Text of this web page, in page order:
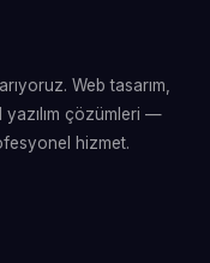
Web tasarım,
çözümleri —
hizmet.